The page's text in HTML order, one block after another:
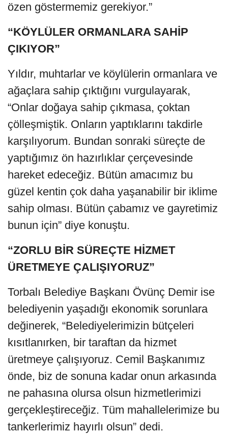
özen göstermemiz gerekiyor.”
“KÖYLÜLER ORMANLARA SAHİP
ÇIKIYOR”
Yıldır, muhtarlar ve köylülerin ormanlara ve
ağaçlara sahip çıktığını vurgulayarak,
“Onlar doğaya sahip çıkmasa, çoktan
çölleşmiştik. Onların yaptıklarını takdirle
karşılıyorum. Bundan sonraki süreçte de
yaptığımız ön hazırlıklar çerçevesinde
hareket edeceğiz. Bütün amacımız bu
güzel kentin çok daha yaşanabilir bir iklime
sahip olması. Bütün çabamız ve gayretimiz
bunun için” diye konuştu.
“ZORLU BİR SÜREÇTE HİZMET
ÜRETMEYE ÇALIŞIYORUZ”
Torbalı Belediye Başkanı Övünç Demir ise
belediyenin yaşadığı ekonomik sorunlara
değinerek, “Belediyelerimizin bütçeleri
kısıtlanırken, bir taraftan da hizmet
üretmeye çalışıyoruz. Cemil Başkanımız
önde, biz de sonuna kadar onun arkasında
ne pahasına olursa olsun hizmetlerimizi
gerçekleştireceğiz. Tüm mahallelerimize bu
tankerlerimiz hayırlı olsun” dedi.